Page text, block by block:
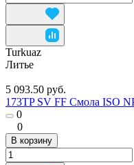
Turkuaz
Литье
5 093.50 руб.
173TP SV FF Смола ISO
0
0
В корзину